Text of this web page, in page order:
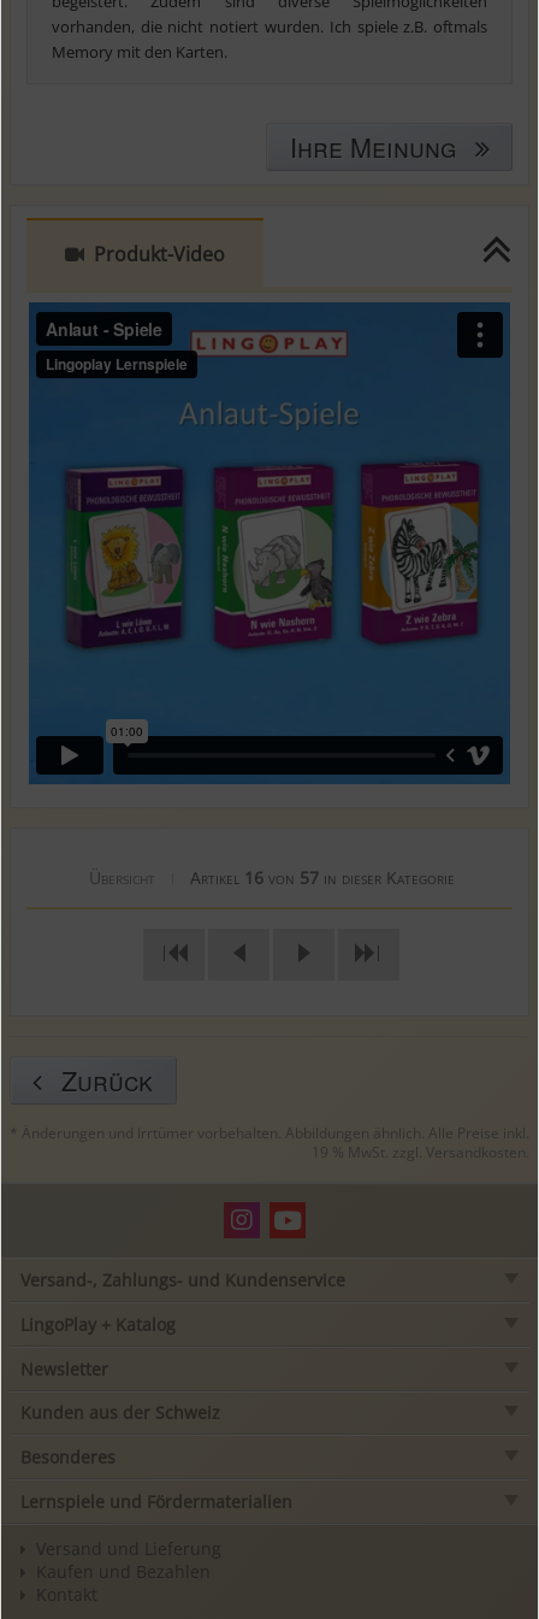
vorhanden, die nicht notiert wurden. Ich spiele z.B. oftmals
Memory mit den Karten.
Ihre Meinung
Produkt-Video
Übersicht Artikel 16von 57in dieser Kategorie
| |
Zurück
* Änderungen und Irrtümer vorbehalten. Abbildungen ähnlich. Alle Preise inkl.
19 % MwSt. zzgl. Versandkosten.
Versand-, Zahlungs- und Kundenservice
LingoPlay + Katalog
Newsletter
Kunden aus der Schweiz
Besonderes
Lernspiele und Fördermaterialien
Versand und Lieferung
Kaufen und Bezahlen
Kontakt